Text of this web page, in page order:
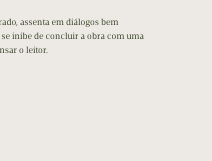
assenta em diálogos bem
inibe de concluir a obra com uma
o leitor.